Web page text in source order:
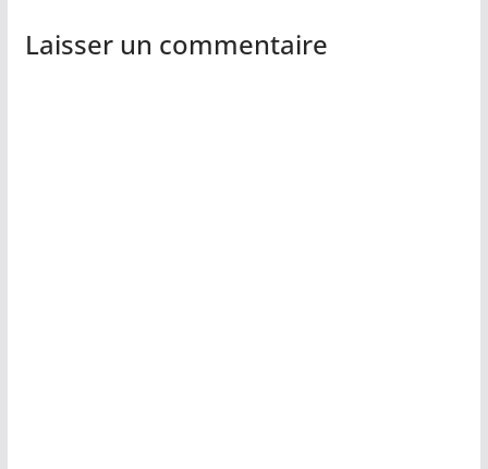
Laisser un commentaire